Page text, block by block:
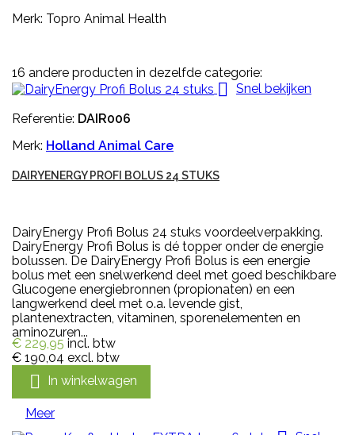
Merk: Topro Animal Health
16 andere producten in dezelfde categorie:
 Snel bekijken
Referentie: DAIR006
Merk: Holland Animal Care
DAIRYENERGY PROFI BOLUS 24 STUKS
DairyEnergy Profi Bolus 24 stuks voordeelverpakking.
DairyEnergy Profi Bolus is dé topper onder de energie
bolussen. De DairyEnergy Profi Bolus is een energie
bolus met een snelwerkend deel met goed beschikbare
Glucogene energiebronnen (propionaten) en een
langwerkend deel met o.a. levende gist,
plantenextracten, vitaminen, sporenelementen en
aminozuren...
€ 229,95 incl. btw
€ 190,04 excl. btw
 In winkelwagen
Meer